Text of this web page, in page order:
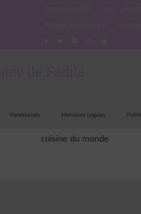
Partenariats Mentions Légales
cuisine du monde